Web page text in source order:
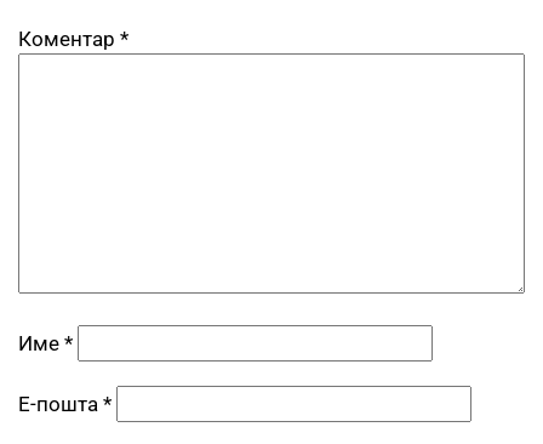
Коментар *
Име *
Е-пошта *